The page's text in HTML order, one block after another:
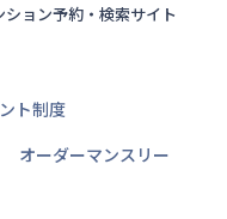
ョン予約・検索サイト
ト制度
オーダーマンスリー